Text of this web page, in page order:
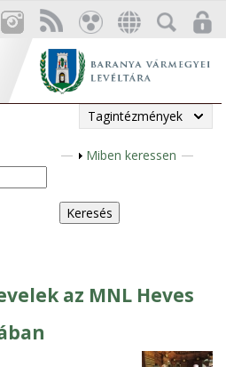
Tagintézmények
M
g
j
n
Miben keressen
az MNL Heves